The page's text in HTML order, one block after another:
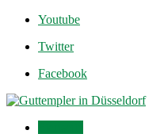
Youtube
Twitter
Facebook